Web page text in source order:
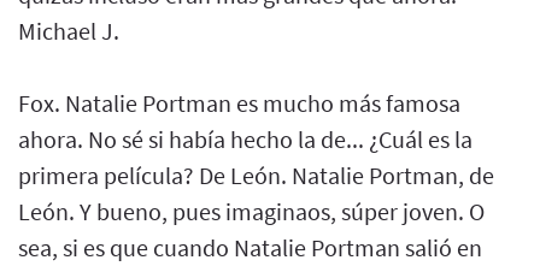
Michael J.
Fox. Natalie Portman es mucho más famosa
ahora. No sé si había hecho la de... ¿Cuál es la
primera película? De León. Natalie Portman, de
León. Y bueno, pues imaginaos, súper joven. O
sea, si es que cuando Natalie Portman salió en